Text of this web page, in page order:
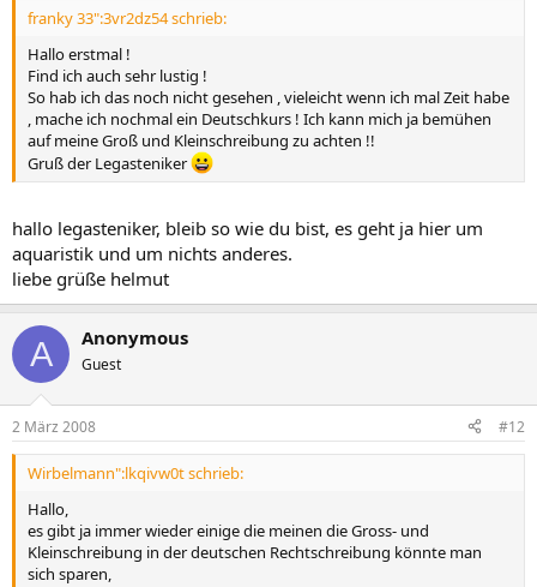
franky 33":3vr2dz54 schrieb:
Hallo erstmal !
Find ich auch sehr lustig !
So hab ich das noch nicht gesehen , vieleicht wenn ich mal Zeit habe
, mache ich nochmal ein Deutschkurs ! Ich kann mich ja bemühen
auf meine Groß und Kleinschreibung zu achten !!
Gruß der Legasteniker
hallo legasteniker, bleib so wie du bist, es geht ja hier um
aquaristik und um nichts anderes.
liebe grüße helmut
A Anonymous
Guest
2 März 2008 #12
Wirbelmann":lkqivw0t schrieb:
Hallo,
es gibt ja immer wieder einige die meinen die Gross- und
Kleinschreibung in der deutschen Rechtschreibung könnte man
sich sparen,